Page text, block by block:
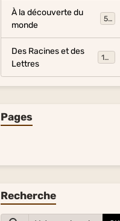
À la découverte du
monde
54
Des Racines et des
Lettres
134
Pages
Recherche